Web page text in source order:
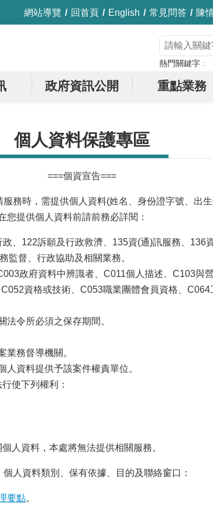
網站導覽 回首頁 English 常見問答 陳
熱門關鍵字
政府資訊公開 重點業務
個人資料保護專區
===個資宣告===
務時，需提供個人資料(姓名、身份證字號、出
提供個人資料前請前務必詳閱：
、122訴願及行政救濟、135資(通)訊服務、136
監督、行政協助及相關業務。
政府資料中辨識者、C011個人描述、C103與
資格或技術、C053職業團體會員資格、C064
令所必須之保存期間。
業務督導機關。
資料提供予該案件權責單位。
使下列權利：
人資料，本處將無法提供相關服務。
人資料類別、保有依據、目的及聯絡窗口：
要點。